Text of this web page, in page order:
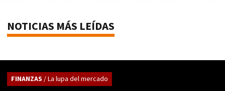
NOTICIAS MÁS LEÍDAS
FINANZAS / La lupa del mercado